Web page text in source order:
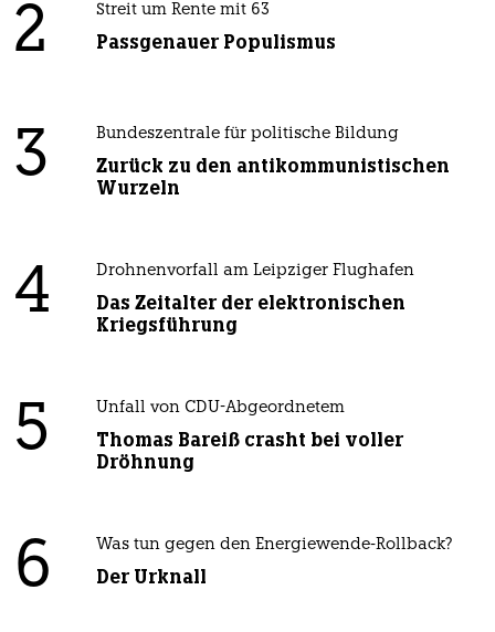
2 Streit um Rente mit 63
Passgenauer Populismus
3 Bundeszentrale für politische Bildung
Zurück zu den antikommunistischen
Wurzeln
4 Drohnenvorfall am Leipziger Flughafen
Das Zeitalter der elektronischen
Kriegsführung
5 Unfall von CDU-Abgeordnetem
Thomas Bareiß crasht bei voller
Dröhnung
6 Was tun gegen den Energiewende-Rollback?
Der Urknall